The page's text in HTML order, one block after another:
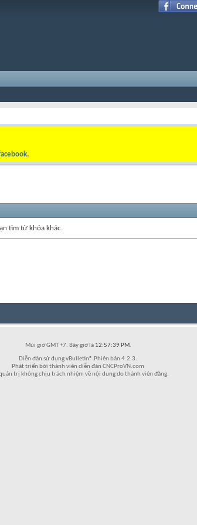
.
tìm từ khóa khác.
Múi giờ GMT +7. Bây giờ là 12:57:39 PM.
Diễn đàn sử dụng vBulletin® Phiên bản 4.2.3.
Phát triển bởi thành viên diễn đàn CNCProVN.com
trị không chịu trách nhiệm về nội dung do thành viên đăng.